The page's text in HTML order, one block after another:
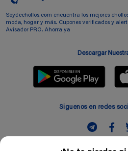
Soydechollos.com encuentra los mejores
moda, hogar y más. Cupones verificados y
Avisador PRO. Ahorra ya
Descargar
Siguenos en redes